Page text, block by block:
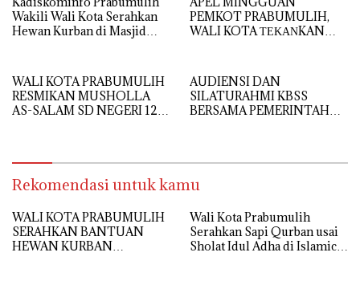
Wakili Wali Kota Serahkan
Hewan Kurban di Masjid
PEMKOT PRABUMULIH,
WALI KOTA ΤΕΚΑΝKAN
WALI KOTA PRABUMULIH
RESMIKAN MUSHOLLA
AS-SALAM SD NEGERI 12,
AUDIENSI DAN
SILATURAHMI KBSS
BERSAMA PEMERINTAH
Rekomendasi untuk kamu
WALI KOTA PRABUMULIH
SERAHKAN BANTUAN
HEWAN KURBAN
Wali Kota Prabumulih
Serahkan Sapi Qurban usai
Sholat Idul Adha di Islamic